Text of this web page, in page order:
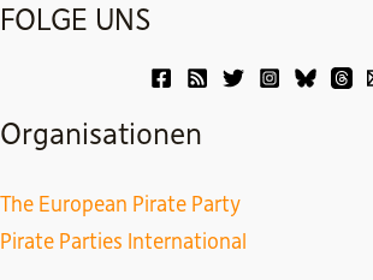
FOLGE UNS
Organisationen
The European Pirate Party
Pirate Parties International